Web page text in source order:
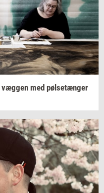
væg­gen med pøl­se­tæn­ger